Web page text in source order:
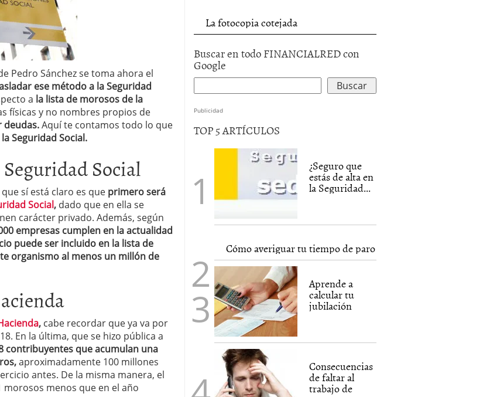
Pedro Sánchez se toma ahora el
ese método a la Seguridad
a la lista de morosos de la
físicas y no nombres propios de
deudas.Aquí te contamos todo lo que
Seguridad Social.
Social
sí está claro es que primero será
Social, dado que en ella se
carácter privado. Además, según
empresas cumplen en la actualidad
puede ser incluido en la lista de
organismo al menos un millón de
, cabe recordar que ya va por
En la última, que se hizo pública a
contribuyentes que acumulan una
aproximadamente 100 millones
antes. De la misma manera, el
menos que en el año
La fotocopia cotejada
Buscar en todo FINANCIALRED con
Google
Publicidad
TOP 5 ARTÍCULOS
¿Seguro que
estás de alta en
la Seguridad...
Cómo averiguar tu tiempo de paro
Aprende a
calcular tu
jubilación
Consecuencias
de faltar al
trabajo de